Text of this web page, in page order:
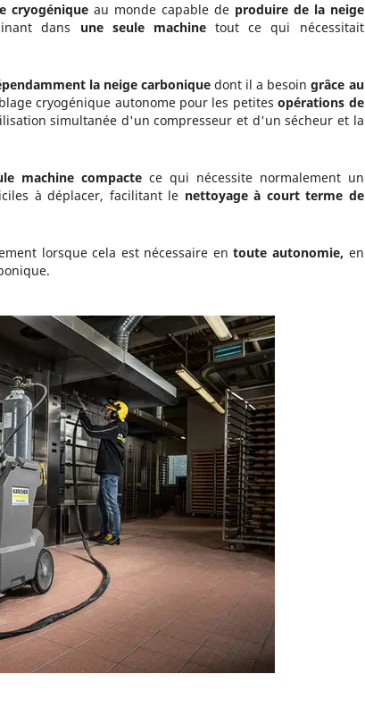
cryogénique au monde capable de produire de la neige
dans une seule machinetout ce qui nécessitait
la neige carboniquedont il a besoingrâce au
cryogénique autonome pour les petitesopérations de
simultanée d'un compresseur et d'un sécheur et la
machine compactece qui nécessite normalement un
à déplacer, facilitant le nettoyage à court terme de
lorsque cela est nécessaire entoute autonomie, en